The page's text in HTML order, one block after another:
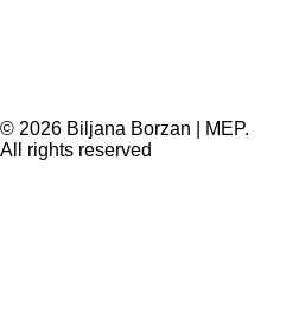
© 2026 Biljana Borzan | MEP.
All rights reserved